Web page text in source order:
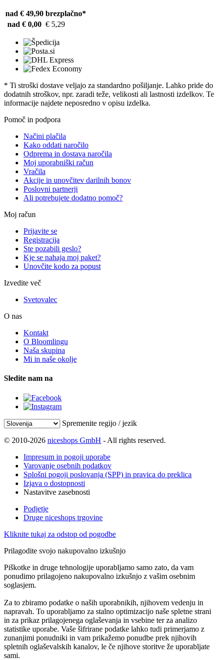
nad € 49,90 brezplačno*
nad € 0,00 € 5,29
* Ti stroški dostave veljajo za standardno pošiljanje. Lahko pride do
dodatnih stroškov, npr. zaradi teže, velikosti ali lastnosti izdelkov. Te
informacije najdete neposredno v opisu izdelka.
Pomoč in podpora
Načini plačila
Kako oddati naročilo
Odprema in dostava naročila
Moj uporabniški račun
Vračila
Akcije in unovčitev darilnih bonov
Poslovni partnerji
Ali potrebujete dodatno pomoč?
Moj račun
Prijavite se
Registracija
Ste pozabili geslo?
Kje se nahaja moj paket?
Unovčite kodo za popust
Izvedite več
Svetovalec
O nas
Kontakt
O Bloomlingu
Naša skupina
Mi in naše okolje
Sledite nam na
Spremenite regijo / jezik
© 2010-2026 niceshops GmbH - All rights reserved.
Impresum in pogoji uporabe
Varovanje osebnih podatkov
Splošni pogoji poslovanja (SPP) in pravica do preklica
Izjava o dostopnosti
Nastavitve zasebnosti
Podjetje
Druge niceshops trgovine
Kliknite tukaj za odstop od pogodbe
Prilagodite svojo nakupovalno izkušnjo
Piškotke in druge tehnologije uporabljamo samo zato, da vam
ponudimo prilagojeno nakupovalno izkušnjo z vašim osebnim
soglasjem.
Za to zbiramo podatke o naših uporabnikih, njihovem vedenju in
napravah. To uporabljamo za stalno optimizacijo naše spletne strani
in za prikaz prilagojenega oglaševanja in vsebine ter za analizo
statistike uporabe. Vaše šifrirane podatke lahko tudi primerjamo z
zunanjimi ponudniki in vam prikažemo ponudbe prek njihovih
spletnih oglaševalskih kanalov, le če njihove storitve že uporabljate
sami.